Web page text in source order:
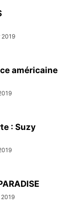
2019
américaine
: Suzy